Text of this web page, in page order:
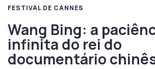
FESTIVAL DE CANNES
Wang Bing: a
infinita do rei do
documentário